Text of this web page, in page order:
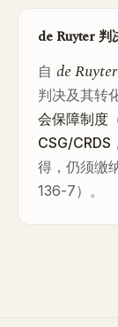
de Ruyter 判
自 de Ruyter
判决及其转
会保障制度
CSG/CRDS
得，仍须缴
136-7）。